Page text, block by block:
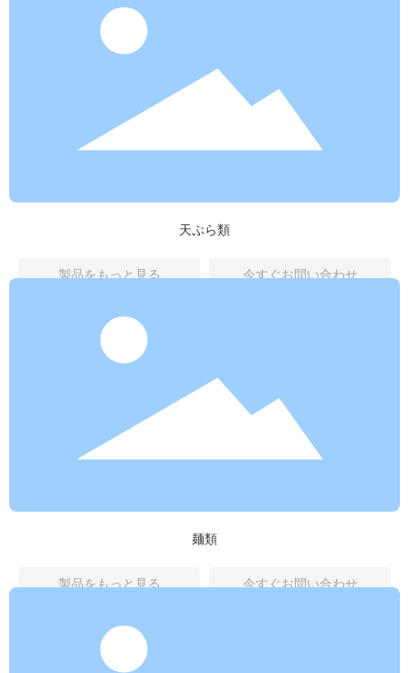
天ぷら類
製品をもっと見る 今すぐお問い合わせ
麺類
製品をもっと見る 今すぐお問い合わせ